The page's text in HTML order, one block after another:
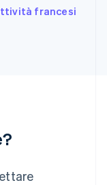
francesi